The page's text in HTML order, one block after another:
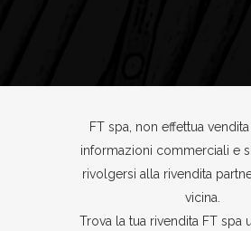
FT spa, non effettua
informazioni commerciali e
rivolgersi alla rivendita
vicina.
Trova la tua rivendita FT spa